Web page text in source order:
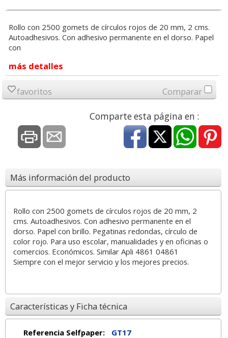
Rollo con 2500 gomets de círculos rojos de 20 mm, 2 cms.
Autoadhesivos. Con adhesivo permanente en el dorso. Papel
con
más detalles
favoritos Comparar
Comparte esta página en :
Más información del producto
Rollo con 2500 gomets de círculos rojos de 20 mm, 2
cms. Autoadhesivos. Con adhesivo permanente en el
dorso. Papel con brillo. Pegatinas redondas, círculo de
color rojo. Para uso escolar, manualidades y en oficinas o
comercios. Económicos. Similar Apli 4861 04861
Siempre con el mejor servicio y los mejores precios.
Características y Ficha técnica
Referencia Selfpaper:
GT17